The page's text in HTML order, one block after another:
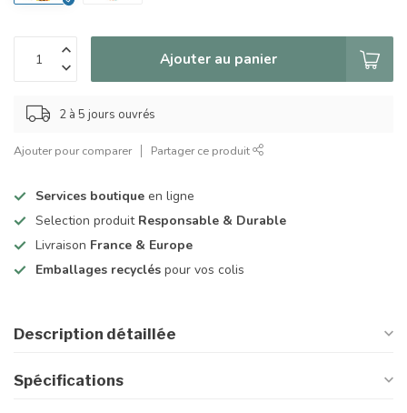
Ajouter au panier
2 à 5 jours ouvrés
Ajouter pour comparer Partager ce produit
Services boutique en ligne
Selection produit Responsable & Durable
Livraison France & Europe
Emballages recyclés pour vos colis
Description détaillée
Spécifications